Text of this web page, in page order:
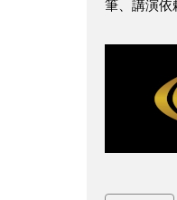
筆、講演依